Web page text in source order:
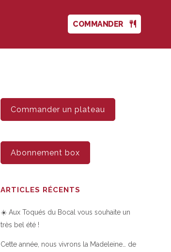
COMMANDER
Commander un plateau
Abonnement box
ARTICLES RÉCENTS
☀️ Aux Toqués du Bocal vous souhaite un
très bel été !
Cette année, nous vivrons la Madeleine… de